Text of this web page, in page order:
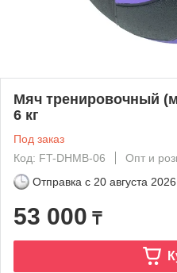
Мяч тренировочный
6 кг
Под заказ
Код: FT-DHMB-06
Опт и
Отправка с 20 августа 2026
53 000 ₸